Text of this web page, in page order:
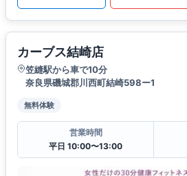
カーブス結崎店
笠縫駅から車で10分
奈良県磯城郡川西町結崎598ー1
無料体験
営業時間
平日 10:00〜13:00